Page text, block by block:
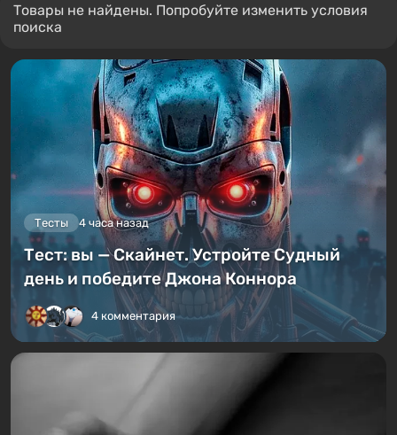
Товары не найдены. Попробуйте изменить условия
поиска
Тесты 4 часа назад
Тест: вы — Скайнет. Устройте Судный
день и победите Джона Коннора
4 комментария